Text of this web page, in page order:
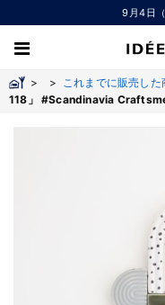
9月4日
> > これまでに販売した
118」 #Scandinavia